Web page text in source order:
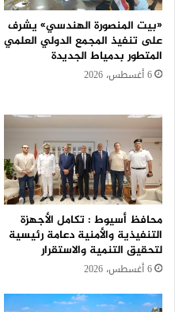
«بيت المنصورة الهندسي» يشرف
على تنفيذ المجمع الدولي العلمي
المتطور بدمياط الجديدة
6 أغسطس، 2026
محافظ أسيوط : تكامل الأجهزة
التنفيذية والأمنية دعامة رئيسية
لتحقيق التنمية والاستقرار
6 أغسطس، 2026